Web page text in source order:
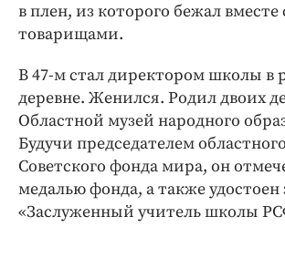
в плен, из которого бежал вместе
товарищами.
В 47-м стал директором школы в
деревне. Женился. Родил двоих
Областной музей народного
Будучи председателем
Советского фонда мира, он
медалью фонда, а также удостоен
«Заслуженный учитель школы